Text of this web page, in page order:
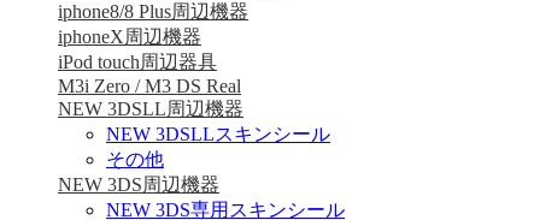
iphone8/8 Plus周辺機器
iphoneX周辺機器
iPod touch周辺器具
M3i Zero / M3 DS Real
NEW 3DSLL周辺機器
NEW 3DSLLスキンシール
その他
NEW 3DS周辺機器
NEW 3DS専用スキンシール